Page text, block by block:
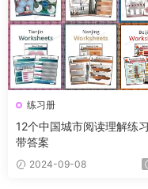
练习册
12个中‮城国‬市阅读理解练习纸
带答案
2024-09-08